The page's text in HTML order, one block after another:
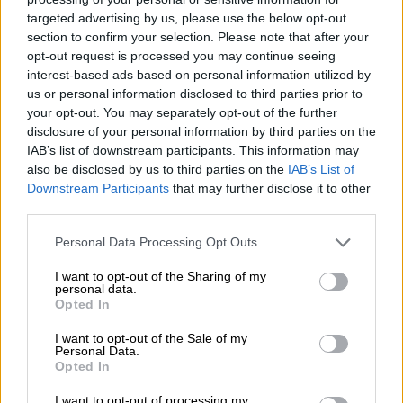
targeted advertising by us, please use the below opt-out
section to confirm your selection. Please note that after your
opt-out request is processed you may continue seeing
interest-based ads based on personal information utilized by
us or personal information disclosed to third parties prior to
your opt-out. You may separately opt-out of the further
disclosure of your personal information by third parties on the
IAB’s list of downstream participants. This information may
also be disclosed by us to third parties on the IAB’s List of
Downstream Participants that may further disclose it to other
Please note that this website/app uses one or more Google
not limited to your visit or usage behaviour. You may click to
grant or deny consent to Google and its third-party tags to
use your data for below specified purposes in below Google
consent section.
Personal Data Processing Opt Outs
I want to opt-out of the Sharing of my
personal data.
Opted In
I want to opt-out of the Sale of my
Personal Data.
Opted In
I want to opt-out of processing my
848897.jpg
Σαν χιονοστιβάδα κατακλύζει τη νεολαία η